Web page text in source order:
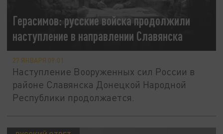
Герасимов: русские войска продолжили
наступление в направлении Славянска
27 ЯНВАРЯ 09:01
Наступление Вооруженных сил России в
районе Славянска Донецкой Народной
Республики продолжается.